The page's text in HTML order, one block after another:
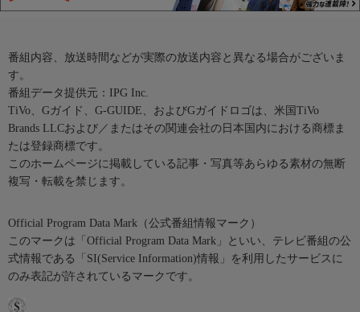
番組内容、放送時間などが実際の放送内容と異なる場合がございま
す。
番組データ提供元：IPG Inc.
TiVo、Gガイド、G-GUIDE、およびGガイドロゴは、米国TiVo
Brands LLCおよび／またはその関連会社の日本国内における商標ま
たは登録商標です。
このホームページに掲載している記事・写真等あらゆる素材の無断
複写・転載を禁じます。
Official Program Data Mark（公式番組情報マーク）
このマークは「Official Program Data Mark」といい、テレビ番組の公
式情報である「SI(Service Information)情報」を利用したサービスに
のみ表記が許されているマークです。